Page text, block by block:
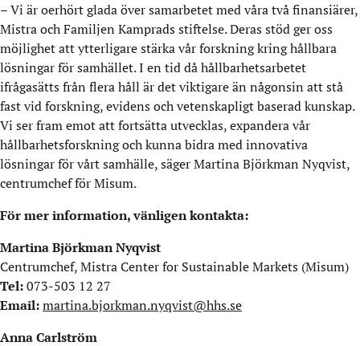
– Vi är oerhört glada över samarbetet med våra två finansiärer,
Mistra och Familjen Kamprads stiftelse. Deras stöd ger oss
möjlighet att ytterligare stärka vår forskning kring hållbara
lösningar för samhället. I en tid då hållbarhetsarbetet
ifrågasätts från flera håll är det viktigare än någonsin att stå
fast vid forskning, evidens och vetenskapligt baserad kunskap.
Vi ser fram emot att fortsätta utvecklas, expandera vår
hållbarhetsforskning och kunna bidra med innovativa
lösningar för vårt samhälle, säger Martina Björkman Nyqvist,
centrumchef för Misum.
För mer information, vänligen kontakta:
Martina Björkman Nyqvist
Centrumchef, Mistra Center for Sustainable Markets (Misum)
Tel:073-503 12 27
Email:martina.bjorkman.nyqvist@hhs.se
Anna Carlström